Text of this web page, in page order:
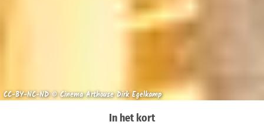
CC-BY-NC-ND © Cinema Arthouse Dirk Egelkamp
In het kort